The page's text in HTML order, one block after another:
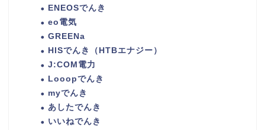
ENEOSでんき
eo電気
GREENa
HISでんき（HTBエナジー）
J:COM電力
Looopでんき
myでんき
あしたでんき
いいねでんき